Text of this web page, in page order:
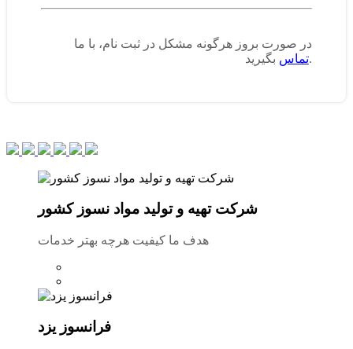
در صورت بروز هرگونه مشکل در ثبت نام، با ما
تماسبگیرید.
شرکت تهیه و تولید مواد نسوز کشور
هدف ما کیفیت هرچه بهتر خدمات
فرانسوز یزد